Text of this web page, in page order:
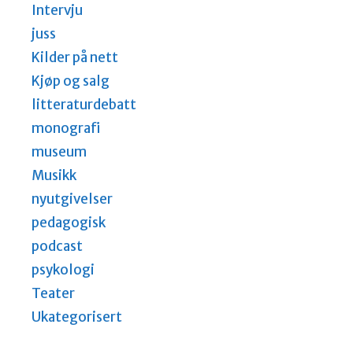
Intervju
juss
Kilder på nett
Kjøp og salg
litteraturdebatt
monografi
museum
Musikk
nyutgivelser
pedagogisk
podcast
psykologi
Teater
Ukategorisert